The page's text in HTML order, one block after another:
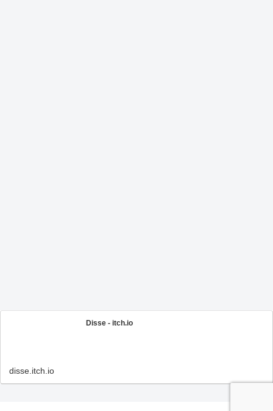
Disse - itch.io
disse.itch.io